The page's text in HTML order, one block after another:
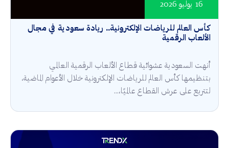
كأس العالم للرياضات الإلكترونية.. ريادة سعودية في مجال
الألعاب الرقمية
16 يوليو 2026
أنهت السعودية عشوائية قطاع الألعاب الرقمية العالمي
بتنظيمها كأس العالم للرياضات الإلكترونية خلال الأعوام الماضية،
لتتربع على عرش القطاع عالميًا،...